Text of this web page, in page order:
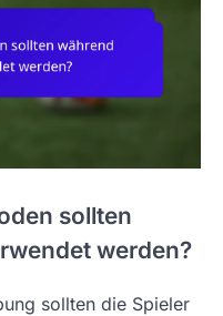
sollten
werden?
sollten die Spieler